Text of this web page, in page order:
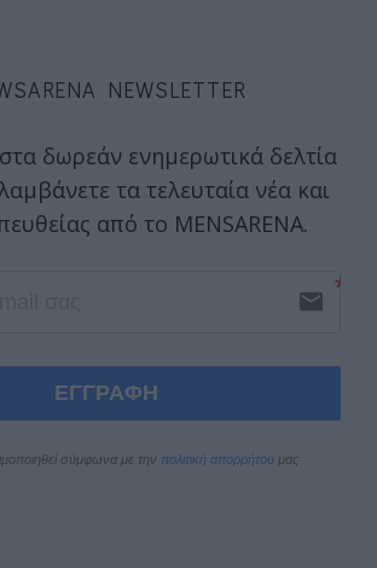
NEWSLETTER
δωρεάν ενημερωτικά δελτία
τα τελευταία νέα και
από το MENSARENA.
email
ΕΓΓΡΑΦΗ
σύμφωνα με την πολιτική απορρήτου μας